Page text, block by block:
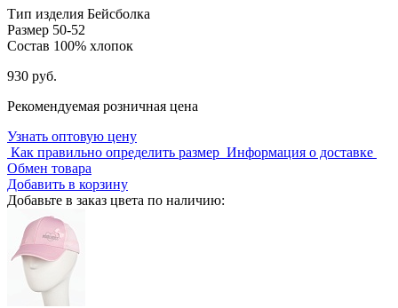
Тип изделия Бейсболка
Размер 50-52
Состав 100% хлопок
930 руб.
Рекомендуемая розничная цена
Узнать оптовую цену
Как правильно определить размер Информация о доставке
Обмен товара
Добавить в корзину
Добавьте в заказ цвета по наличию: